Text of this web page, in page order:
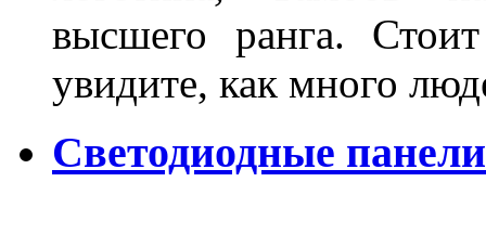
высшего ранга.
увидите, как много
Светодиодные